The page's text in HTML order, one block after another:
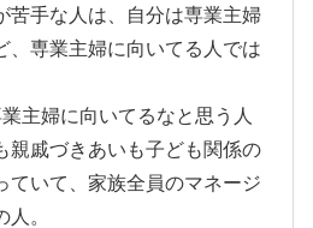
苦手な人は、自分は専業主婦
、専業主婦に向いてる人では
主婦に向いてるなと思う人
親戚づきあいも子ども関係の
ていて、家族全員のマネージ
。